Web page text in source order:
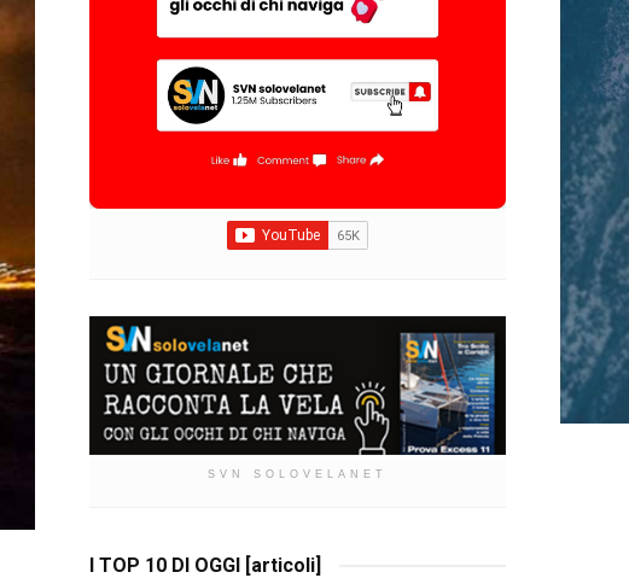
SVN SOLOVELANET
I TOP 10 DI OGGI [articoli]